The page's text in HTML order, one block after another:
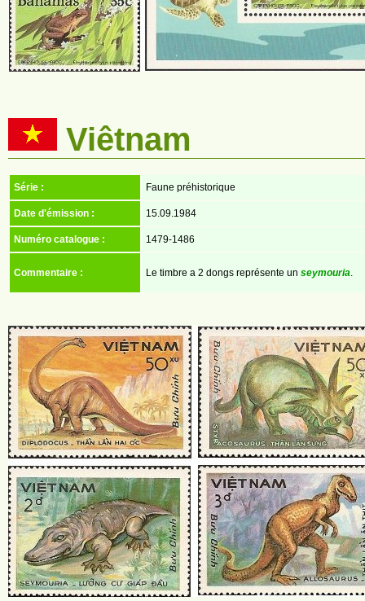
Viêtnam
Série : Faune préhistorique
Date d'émission : 15.09.1984
Numéro catalogue : 1479-1486
Commentaire : Le timbre a 2 dongs représente un seymouria